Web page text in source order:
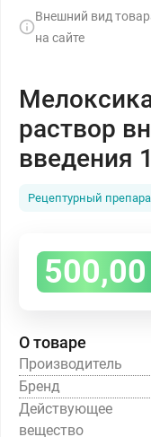
Внешний вид
на сайте
раствор
введения
Рецептурный
500,00
О товаре
Производитель
Бренд
Действующее
вещество